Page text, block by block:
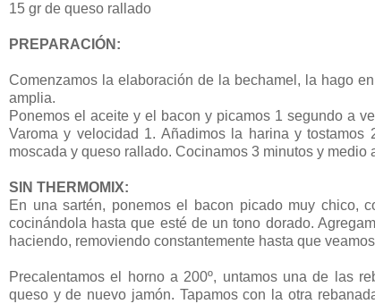
15 gr de queso rallado
PREPARACIÓN:
Comenzamos la elaboración de la bechamel, la hago
amplia.
Ponemos el aceite y el bacon y picamos 1 segundo a
Varoma y velocidad 1. Añadimos la harina y
moscada y queso rallado. Cocinamos 3 minutos y medio
SIN THERMOMIX:
En una sartén, ponemos el bacon picado muy chico,
cocinándola hasta que esté de un tono dorado.
haciendo, removiendo constantemente hasta que
Precalentamos el horno a 200º, untamos una de las
queso y de nuevo jamón. Tapamos con la otra